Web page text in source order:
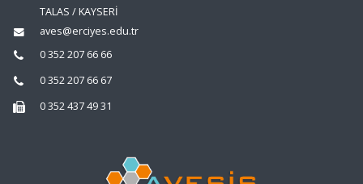
TALAS / KAYSERİ
aves@erciyes.edu.tr
0 352 207 66 66
0 352 207 66 67
0 352 437 49 31